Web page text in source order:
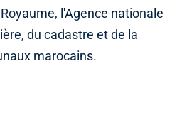
l'Agence nationale
du cadastre et de la
marocains.